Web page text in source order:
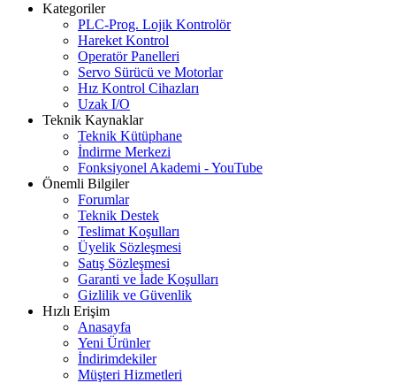
Kategoriler
PLC-Prog. Lojik Kontrolör
Hareket Kontrol
Operatör Panelleri
Servo Sürücü ve Motorlar
Hız Kontrol Cihazları
Uzak I/O
Teknik Kaynaklar
Teknik Kütüphane
İndirme Merkezi
Fonksiyonel Akademi - YouTube
Önemli Bilgiler
Forumlar
Teknik Destek
Teslimat Koşulları
Üyelik Sözleşmesi
Satış Sözleşmesi
Garanti ve İade Koşulları
Gizlilik ve Güvenlik
Hızlı Erişim
Anasayfa
Yeni Ürünler
İndirimdekiler
Müşteri Hizmetleri